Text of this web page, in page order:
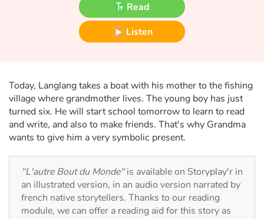
Ogres, monsters and witches
The animals
Travel, epic, investigation, adventure
Learning
Read
Listen
Today, Langlang takes a boat with his mother to the fishing
village where grandmother lives. The young boy has just
turned six. He will start school tomorrow to learn to read
and write, and also to make friends. That's why Grandma
wants to give him a very symbolic present.
"L'autre Bout du Monde"is available on Storyplay'r in
an illustrated version, in an audio version narrated by
french native storytellers. Thanks to our reading
module, we can offer a reading aid for this story as